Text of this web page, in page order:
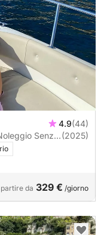
4.9(44)
Senza (2025)
partire da 329 € /giorno